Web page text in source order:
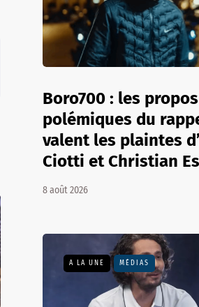
Boro700 : les propos
polémiques du
valent les plaintes
Ciotti et Christian
8 août 2026
A LA UNE MÉDIAS